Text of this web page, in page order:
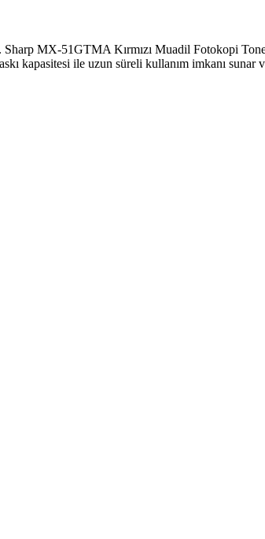
MX-51GTMA Kırmızı Muadil Fotokopi
kapasitesi ile uzun süreli kullanım imkanı